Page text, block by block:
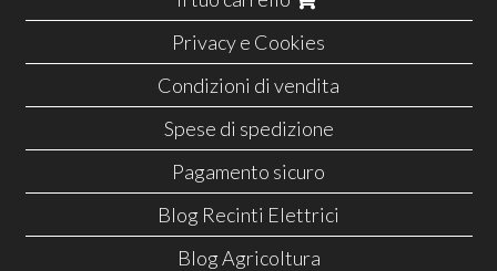
Privacy e Cookies
Condizioni di vendita
Spese di spedizione
Pagamento sicuro
Blog Recinti Elettrici
Blog Agricoltura